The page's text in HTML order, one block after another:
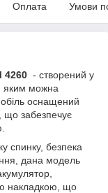
Оплата Умови
4260 - створений у
яким можна
оснащений
що забезпечує
спинку, безпека
дана модель
накладкою, що